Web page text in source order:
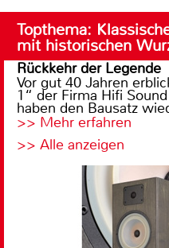
Topthema:
mit historischen
Rückkehr der Legende
Vor gut 40 Jahren
1“ der Firma Hifi
haben den Bausatz
>> Mehr erfahren
>> Alle anzeigen